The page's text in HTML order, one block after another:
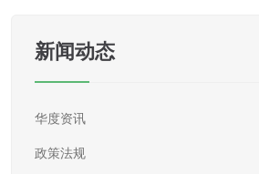
新闻动态
华度资讯
政策法规